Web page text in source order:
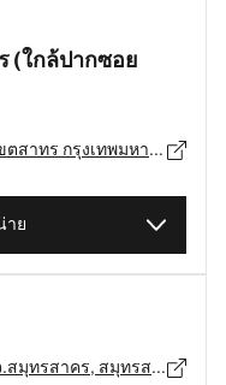
(ใกล้ปากซอย
1/4 ถนนนราธิวาสฯ แขวงทุ่งวัดดอน เขตสาทร กรุงเทพมหานคร 10120, ยำนนำวำ - 10120
าย
58/1-3 ม.5 ต.อ้อมน้อย อ.กระทุ่มแบน จ.สมุทรสาคร, สมุทรสาคร - 74130